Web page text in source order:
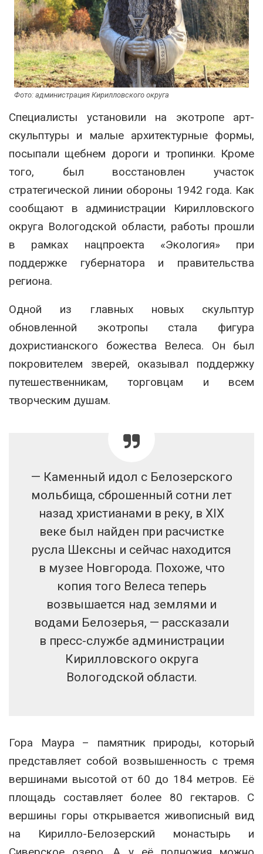
Фото: администрация Кирилловского округа
Специалисты установили на экотропе арт-
скульптуры и малые архитектурные формы,
посыпали щебнем дороги и тропинки. Кроме
того, был восстановлен участок
стратегической линии обороны 1942 года. Как
сообщают в администрации Кирилловского
округа Вологодской области, работы прошли
в рамках нацпроекта «Экология» при
поддержке губернатора и правительства
региона.
Одной из главных новых скульптур
обновленной экотропы стала фигура
дохристианского божества Велеса. Он был
покровителем зверей, оказывал поддержку
путешественникам, торговцам и всем
творческим душам.
— Каменный идол с Белозерского
мольбища, сброшенный сотни лет
назад христианами в реку, в ХIХ
веке был найден при расчистке
русла Шексны и сейчас находится
в музее Новгорода. Похоже, что
копия того Велеса теперь
возвышается над землями и
водами Белозерья, — рассказали
в пресс-службе администрации
Кирилловского округа
Вологодской области.
Гора Маура – памятник природы, который
представляет собой возвышенность с тремя
вершинами высотой от 60 до 184 метров. Её
площадь составляет более 80 гектаров. С
вершины горы открывается живописный вид
на Кирилло-Белозерский монастырь и